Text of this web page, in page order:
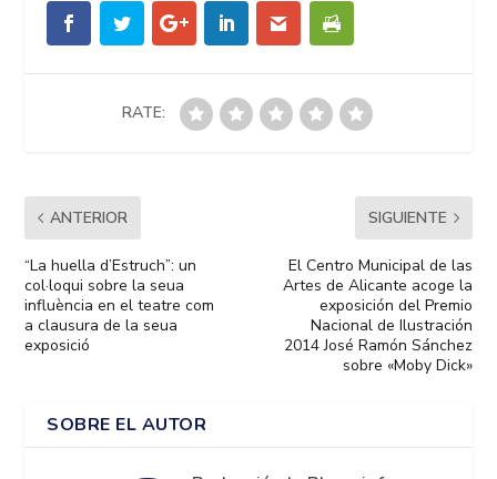
RATE:
ANTERIOR
“La huella d’Estruch”: un
col·loqui sobre la seua
influència en el teatre com
a clausura de la seua
exposició
SIGUIENTE
El Centro Municipal de las
Artes de Alicante acoge la
exposición del Premio
Nacional de Ilustración
2014 José Ramón Sánchez
sobre «Moby Dick»
SOBRE EL AUTOR